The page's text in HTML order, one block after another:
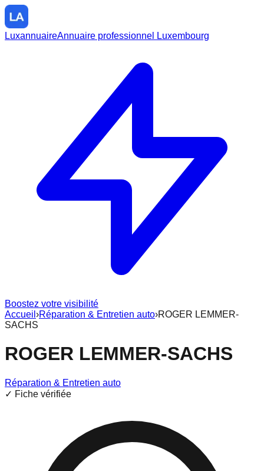
LuxannuaireAnnuaire professionnel Luxembourg
Boostez votre visibilité
Accueil ›Réparation & Entretien auto›ROGER LEMMER-
SACHS
ROGER LEMMER-SACHS
Réparation & Entretien auto
✓ Fiche vérifiée